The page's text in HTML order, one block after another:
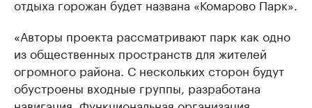
отдыха горожан будет названа «Комарово Парк».
«Авторы проекта рассматривают парк как одно
из общественных пространств для жителей
огромного района. С нескольких сторон будут
обустроены входные группы, разработана
навигация. Функциональная организация